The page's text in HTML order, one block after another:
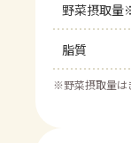
野菜摂取量
脂質
※野菜摂取量は